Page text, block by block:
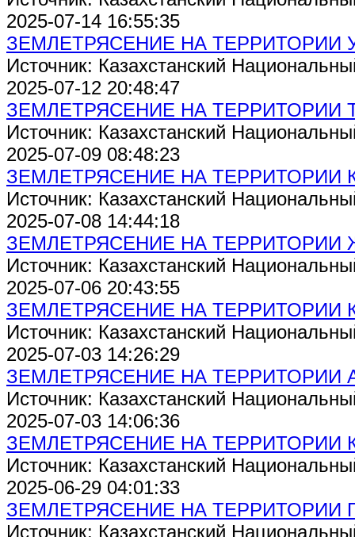
2025-07-14 16:55:35
ЗЕМЛЕТРЯСЕНИЕ НА ТЕРРИТОРИИ
Источник: Казахстанский
2025-07-12 20:48:47
ЗЕМЛЕТРЯСЕНИЕ НА ТЕРРИТОРИИ
Источник: Казахстанский
2025-07-09 08:48:23
ЗЕМЛЕТРЯСЕНИЕ НА ТЕРРИТОРИИ
Источник: Казахстанский
2025-07-08 14:44:18
ЗЕМЛЕТРЯСЕНИЕ НА
Источник: Казахстанский
2025-07-06 20:43:55
ЗЕМЛЕТРЯСЕНИЕ НА ТЕРРИТОРИИ
Источник: Казахстанский
2025-07-03 14:26:29
ЗЕМЛЕТРЯСЕНИЕ НА ТЕРРИТОРИИ
Источник: Казахстанский
2025-07-03 14:06:36
ЗЕМЛЕТРЯСЕНИЕ НА ТЕРРИТОРИИ
Источник: Казахстанский
2025-06-29 04:01:33
ЗЕМЛЕТРЯСЕНИЕ НА ТЕРРИТОРИИ
Источник: Казахстанский